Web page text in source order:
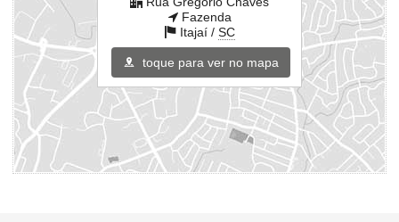
Fazenda
Itajaí / SC
toque para ver no mapa